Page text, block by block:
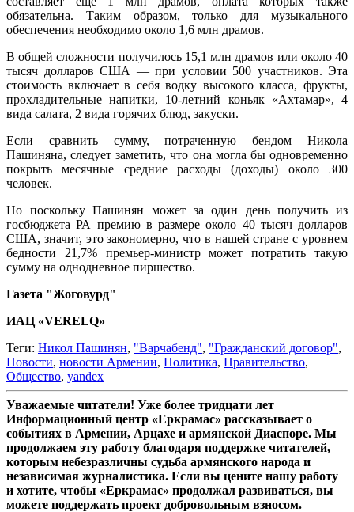
обязательна. Таким образом, только для музыкального
обеспечения необходимо около 1,6 млн драмов.
В общей сложности получилось 15,1 млн драмов или около 40
тысяч долларов США — при условии 500 участников. Эта
стоимость включает в себя водку высокого класса, фрукты,
прохладительные напитки, 10-летний коньяк «Ахтамар», 4
вида салата, 2 вида горячих блюд, закуски.
Если сравнить сумму, потраченную бендом Никола
Пашиняна, следует заметить, что она могла бы одновременно
покрыть месячные средние расходы (доходы) около 300
человек.
Но поскольку Пашинян может за один день получить из
госбюджета РА премию в размере около 40 тысяч долларов
США, значит, это закономерно, что в нашей стране с уровнем
бедности 21,7% премьер-министр может потратить такую
сумму на однодневное пиршество.
Газета "Жоговурд"
ИАЦ «VERELQ»
Теги: Никол Пашинян, "Варчабенд", "Гражданский договор",
Новости, новости Армении, Политика, Правительство,
Общество, yandex
Уважаемые читатели! Уже более тридцати лет
Информационный центр «Еркрамас» рассказывает о
событиях в Армении, Арцахе и армянской Диаспоре. Мы
продолжаем эту работу благодаря поддержке читателей,
которым небезразличны судьба армянского народа и
независимая журналистика. Если вы цените нашу работу
и хотите, чтобы «Еркрамас» продолжал развиваться, вы
можете поддержать проект добровольным взносом.